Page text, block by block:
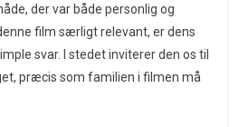
der var både personlig og
film særligt relevant, er dens
svar. I stedet inviterer den os til
præcis som familien i filmen må